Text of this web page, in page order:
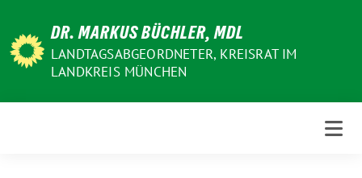
zum
Inhalt
DR. MARKUS BÜCHLER, MDL
LANDTAGSABGEORDNETER, KREISRAT IM
LANDKREIS MÜNCHEN